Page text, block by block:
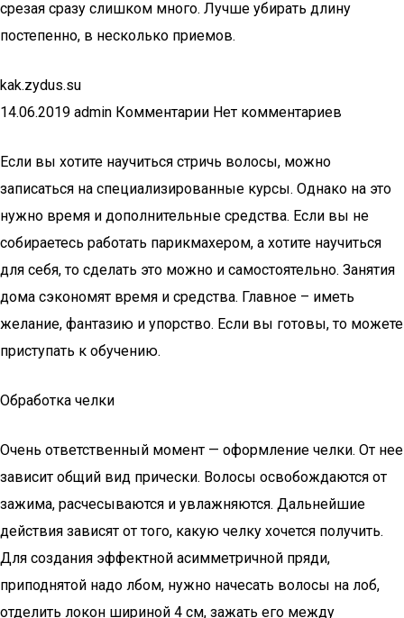
срезая сразу слишком много. Лучше убирать длину
постепенно, в несколько приемов.
kak.zydus.su
14.06.2019 admin Комментарии Нет комментариев
Если вы хотите научиться стричь волосы, можно
записаться на специализированные курсы. Однако на это
нужно время и дополнительные средства. Если вы не
собираетесь работать парикмахером, а хотите научиться
для себя, то сделать это можно и самостоятельно. Занятия
дома сэкономят время и средства. Главное – иметь
желание, фантазию и упорство. Если вы готовы, то можете
приступать к обучению.
Обработка челки
Очень ответственный момент — оформление челки. От нее
зависит общий вид прически. Волосы освобождаются от
зажима, расчесываются и увлажняются. Дальнейшие
действия зависят от того, какую челку хочется получить.
Для создания эффектной асимметричной пряди,
приподнятой надо лбом, нужно начесать волосы на лоб,
отделить локон шириной 4 см, зажать его между